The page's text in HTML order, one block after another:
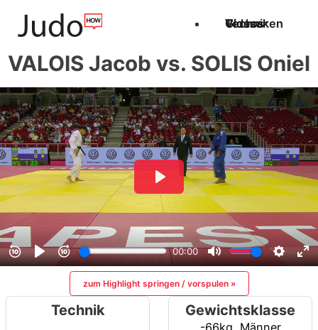
Techniken
Videos
Glossar
VALOIS Jacob vs. SOLIS Oniel
zum Highlight springen / vorspulen »
Technik Gewichtsklasse